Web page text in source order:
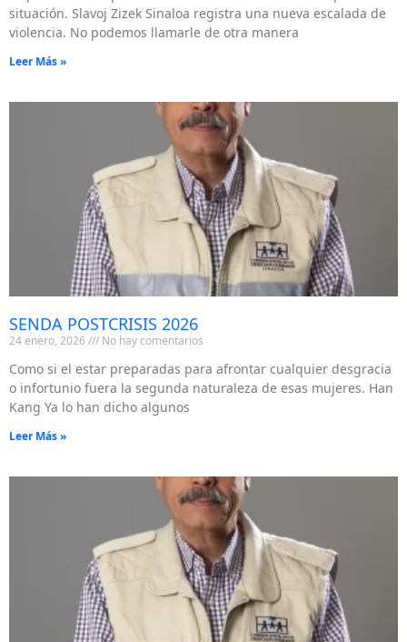
situación. Slavoj Zizek Sinaloa registra una nueva escalada de
violencia. No podemos llamarle de otra manera
Leer Más »
SENDA POSTCRISIS 2026
24 enero, 2026 No hay comentarios
Como si el estar preparadas para afrontar cualquier desgracia
o infortunio fuera la segunda naturaleza de esas mujeres. Han
Kang Ya lo han dicho algunos
Leer Más »